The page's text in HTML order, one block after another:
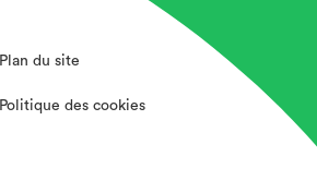
Plan du site
Politique des cookies